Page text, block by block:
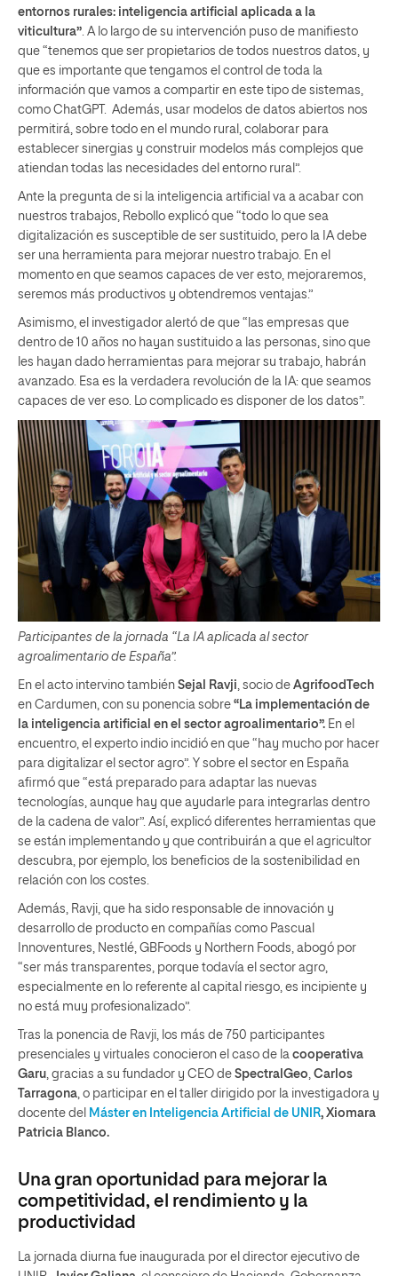
entornos rurales: inteligencia artificial aplicada a la
viticultura” . A lo largo de su intervención puso de manifiesto
que “tenemos que ser propietarios de todos nuestros datos, y
que es importante que tengamos el control de toda la
información que vamos a compartir en este tipo de sistemas,
como ChatGPT. Además, usar modelos de datos abiertos nos
permitirá, sobre todo en el mundo rural, colaborar para
establecer sinergias y construir modelos más complejos que
atiendan todas las necesidades del entorno rural”.
Ante la pregunta de si la inteligencia artificial va a acabar con
nuestros trabajos, Rebollo explicó que “todo lo que sea
digitalización es susceptible de ser sustituido, pero la IA debe
ser una herramienta para mejorar nuestro trabajo. En el
momento en que seamos capaces de ver esto, mejoraremos,
seremos más productivos y obtendremos ventajas.”
Asimismo, el investigador alertó de que “las empresas que
dentro de 10 años no hayan sustituido a las personas, sino que
les hayan dado herramientas para mejorar su trabajo, habrán
avanzado. Esa es la verdadera revolución de la IA: que seamos
capaces de ver eso. Lo complicado es disponer de los datos”.
Participantes de la jornada “La IA aplicada al sector
agroalimentario de España”.
En el acto intervino también Sejal Ravji, socio de AgrifoodTech
en Cardumen, con su ponencia sobre “La implementación de
la inteligencia artificial en el sector agroalimentario”. En el
encuentro, el experto indio incidió en que “hay mucho por hacer
para digitalizar el sector agro”. Y sobre el sector en España
afirmó que “está preparado para adaptar las nuevas
tecnologías, aunque hay que ayudarle para integrarlas dentro
de la cadena de valor”. Así, explicó diferentes herramientas que
se están implementando y que contribuirán a que el agricultor
descubra, por ejemplo, los beneficios de la sostenibilidad en
relación con los costes.
Además, Ravji, que ha sido responsable de innovación y
desarrollo de producto en compañías como Pascual
Innoventures, Nestlé, GBFoods y Northern Foods, abogó por
“ser más transparentes, porque todavía el sector agro,
especialmente en lo referente al capital riesgo, es incipiente y
no está muy profesionalizado”.
Tras la ponencia de Ravji, los más de 750 participantes
presenciales y virtuales conocieron el caso de la cooperativa
Garu, gracias a su fundador y CEO de SpectralGeo, Carlos
Tarragona, o participar en el taller dirigido por la investigadora y
docente del Máster en Inteligencia Artificial de UNIR, Xiomara
Patricia Blanco.
Una gran oportunidad para mejorar la
competitividad, el rendimiento y la
productividad
La jornada diurna fue inaugurada por el director ejecutivo de